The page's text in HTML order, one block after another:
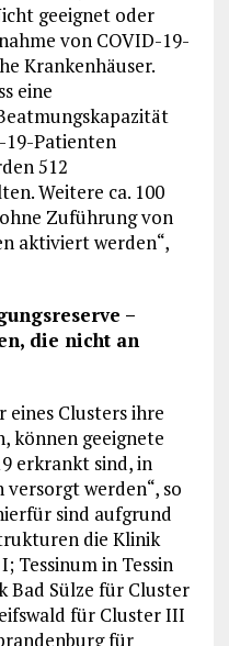
geeignet oder
von COVID-19-
Krankenhäuser.
eine
19-Patienten
512
Weitere ca. 100
Zuführung von
aktiviert werden“,
–
die nicht an
eines Clusters ihre
können geeignete
erkrankt sind, in
werden“, so
sind aufgrund
die Klinik
Tessinum in Tessin
Bad Sülze für Cluster
für Cluster III
für